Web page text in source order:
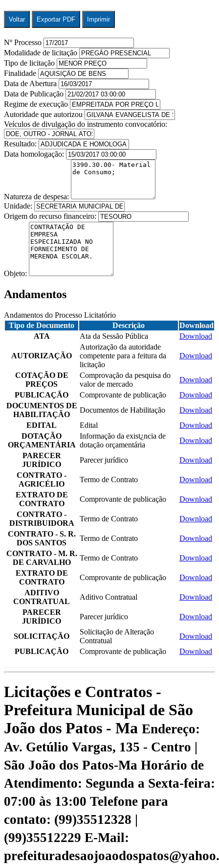
Voltar Exportar PDF Imprimir
Nº Processo
Modalidade de licitação
Tipo de licitação
Finalidade
Data de Abertura
Data de Publicação
Regime de execução
Autoridade que autorizou
Veículos de divulgação do instrumento convocatório:
Resultado:
Data homologação:
Natureza de despesa:
Unidade:
Origem do recurso financeiro:
Objeto:
Andamentos
Andamentos do Processo Licitatório
Tipo de Documento
Descrição
Download
ATA
Ata da Sessão Pública Download
AUTORIZAÇÃO
Autorização da autoridade
competente para a feitura da
licitação
Download
COTAÇÃO DE
PREÇOS
Comprovação da pesquisa do
valor de mercado
Download
PUBLICAÇÃO
Comprovante de publicação
Download
DOCUMENTOS DE
HABILITAÇÃO
Documentos de Habilitação
Download
EDITAL
Edital
Download
DOTAÇÃO
ORÇAMENTÁRIA
Informação da exist¿ncia de
dotação orçamentária
Download
PARECER
JURÍDICO
Parecer jurídico
Download
CONTRATO -
AGRICÉLIO
Termo de Contrato
Download
EXTRATO DE
CONTRATO
Comprovante de publicação
Download
CONTRATO -
DISTRIBUIDORA
Termo de Contrato
Download
CONTRATO - S. R.
DOS SANTOS
Termo de Contrato
Download
CONTRATO - M. R.
DE CARVALHO
Termo de Contrato
Download
EXTRATO DE
CONTRATO
Comprovante de publicação
Download
ADITIVO
CONTRATUAL
Aditivo Contratual
Download
PARECER
JURÍDICO
Parecer jurídico Download
SOLICITAÇÃO
Solicitação de Alteração
Contratual
Download
PUBLICAÇÃO
Comprovante de publicação Download
Licitações e Contratos -
Prefeitura Municipal de São
João dos Patos - Ma Endereço:
Av. Getúlio Vargas, 135 - Centro |
São João dos Patos-Ma Horário de
Atendimento: Segunda a Sexta-feira:
07:00 às 13:00 Telefone para
contato: (99)35512328 |
(99)35512229 E-Mail: